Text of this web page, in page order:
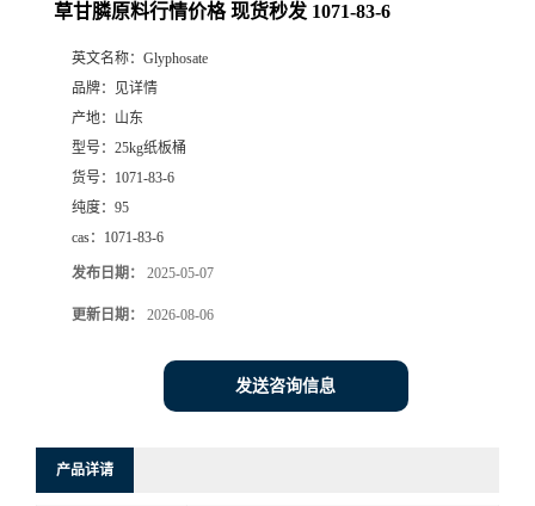
草甘膦原料行情价格 现货秒发 1071-83-6
英文名称： Glyphosate
品牌：
见详情
产地： 山东
型号： 25kg纸板桶
货号： 1071-83-6
纯度： 95
cas： 1071-83-6
发布日期： 2025-05-07
更新日期： 2026-08-06
发送咨询信息
产品详请